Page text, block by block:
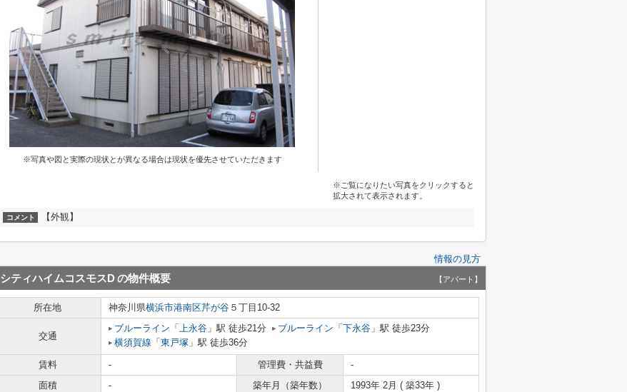
※写真や図と実際の現状とが異なる場合は現状を優先させていただきます
※ご覧になりたい写真をクリックすると
拡大されて表示されます。
コメント 【外観】
情報の見方
シティハイムコスモスDの物件概要 【アパート】
所在地 神奈川県横浜市港南区芹が谷 ５丁目10-32
交通
ブルーライン 「 上永谷 」駅 徒歩21分 ブルーライン 「 下永谷 」駅 徒歩23分
横須賀線 「 東戸塚 」駅 徒歩36分
賃料 - 管理費・共益費
-
面積
- 築年月（築年数）
1993年 2月 ( 築33年 )